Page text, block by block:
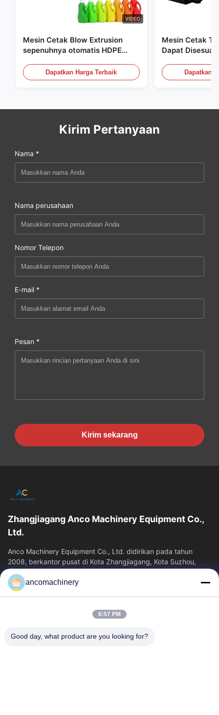
VIDEO
Mesin Cetak Blow Extrusion
sepenuhnya otomatis HDPE
Dapatkan Harga Terbaik
Mesin Cetak
Dapat
60L
Dapatkan
Kirim Pertanyaan
Nama *
Nama perusahaan
Nomor Telepon
E-mail *
Pesan *
Kirim sekarang
Zhangjiagang Anco Machinery Equipment Co.,
Ltd.
Anco Machinery Equipment Co., Ltd. didirikan pada tahun
2008, berkantor pusat di Kota Zhangjiagang, Kota Suzhou,
Provinsi Jiangsu. Ini adalah...
Tautan Cepat
Tentang Kita
Wisata Pabrik
Kontrol Kualitas
ancomachinery
6:57 PM
Good day, what product are you looking for?